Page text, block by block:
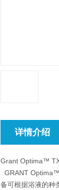
详情介绍
Grant Optima™
GRANT
备可根据浴液的种